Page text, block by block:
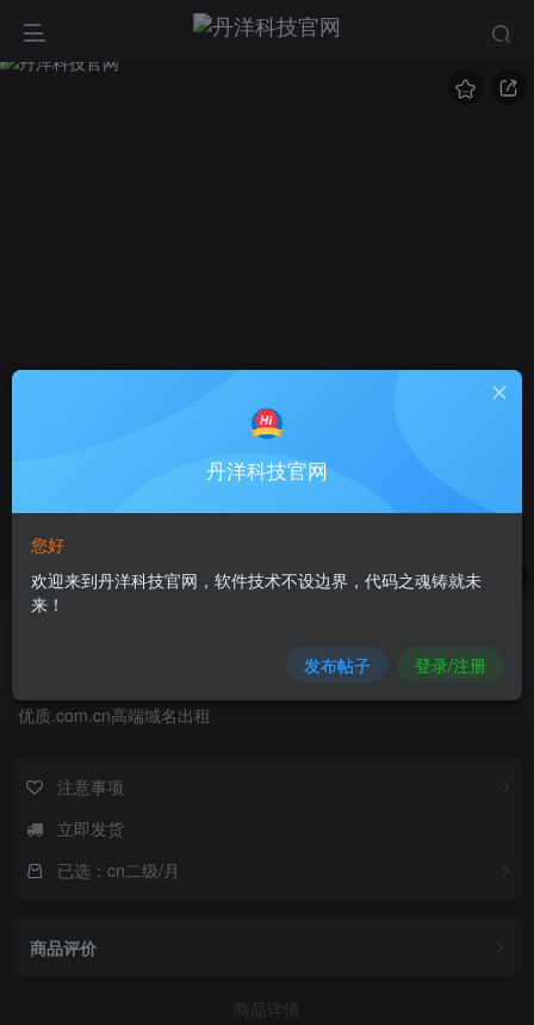
优质.com.cn高端域名出租
20
注意事项
立即发货
已选：cn二级/月
商品评价
商品详情
丹洋科技官网
您好
欢迎来到丹洋科技官网，软件技术不设边界，代码之魂铸就未
来！
发布帖子 登录/注册